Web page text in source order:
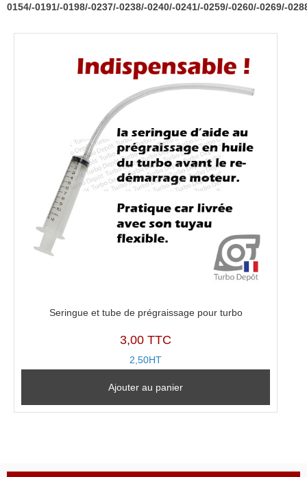
0154/-0191/-0198/-0237/-0238/-0240/-0241/-0259/-0260/-0269/-
Seringue et tube de prégraissage pour turbo
3,00 TTC
2,50HT
Ajouter au panier